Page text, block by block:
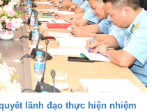
lãnh đạo thực hiện nhiệm